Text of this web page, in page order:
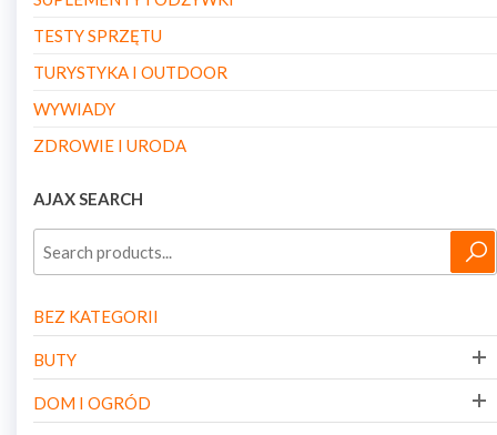
TESTY SPRZĘTU
TURYSTYKA I OUTDOOR
WYWIADY
ZDROWIE I URODA
AJAX SEARCH
BEZ KATEGORII
BUTY
DOM I OGRÓD